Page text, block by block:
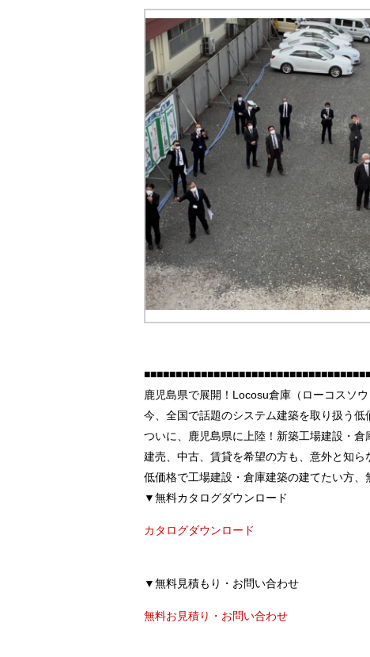
鹿児島県で展開！Locosu倉庫（ローコスソウ
今、全国で話題のシステム建築を取り扱う
ついに、鹿児島県に上陸！新築工場建設・
建売、中古、賃貸を希望の方も、意外と知ら
低価格で工場建設・倉庫建築の建てたい方
▼無料カタログダウンロード
カタログダウンロード
▼無料見積もり・お問い合わせ
無料お見積り・お問い合わせ